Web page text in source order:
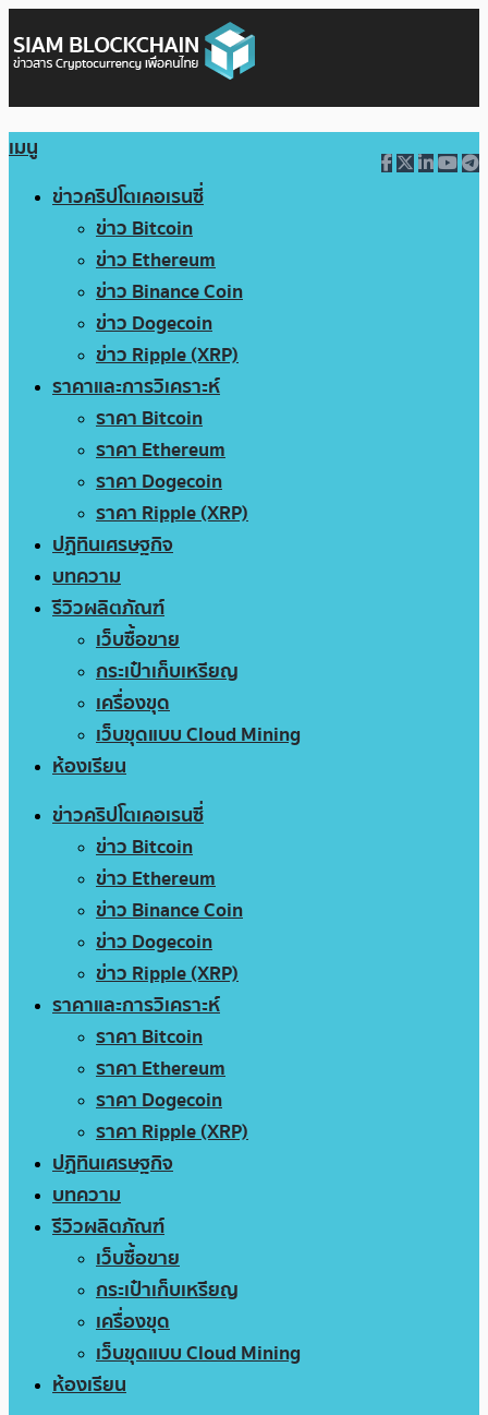
เมนู
ข่าวคริปโตเคอเรนซี่
ข่าว Bitcoin
ข่าว Ethereum
ข่าว Binance Coin
ข่าว Dogecoin
ข่าว Ripple (XRP)
ราคาและการวิเคราะห์
ราคา Bitcoin
ราคา Ethereum
ราคา Dogecoin
ราคา Ripple (XRP)
ปฏิทินเศรษฐกิจ
บทความ
รีวิวผลิตภัณฑ์
เว็บซื้อขาย
กระเป๋าเก็บเหรียญ
เครื่องขุด
เว็บขุดแบบ Cloud Mining
ห้องเรียน
ข่าวคริปโตเคอเรนซี่
ข่าว Bitcoin
ข่าว Ethereum
ข่าว Binance Coin
ข่าว Dogecoin
ข่าว Ripple (XRP)
ราคาและการวิเคราะห์
ราคา Bitcoin
ราคา Ethereum
ราคา Dogecoin
ราคา Ripple (XRP)
ปฏิทินเศรษฐกิจ
บทความ
รีวิวผลิตภัณฑ์
เว็บซื้อขาย
กระเป๋าเก็บเหรียญ
เครื่องขุด
เว็บขุดแบบ Cloud Mining
ห้องเรียน